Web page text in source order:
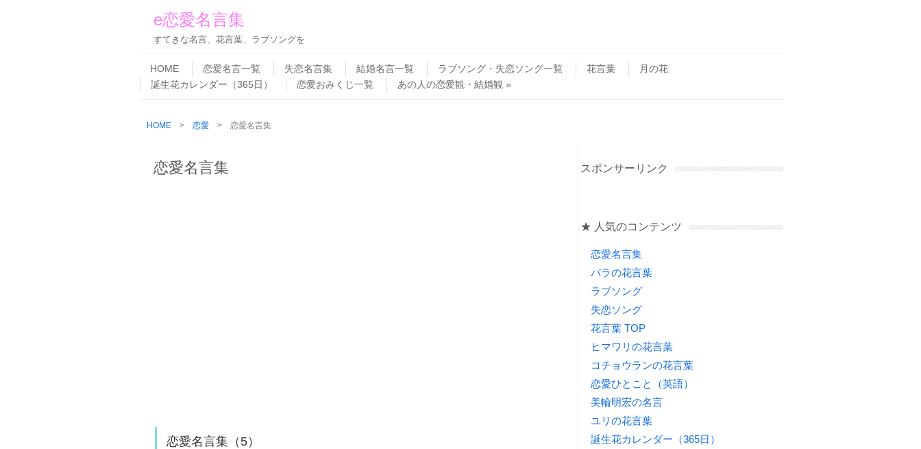
e恋愛名言集
すてきな名言、花言葉、ラブソングを
Menu
Skip to content
HOME
恋愛名言一覧 失恋名言集 結婚名言一覧 ラブソング・失恋ソング一覧 花言葉
月の花
誕生花カレンダー（365日）
恋愛おみくじ一覧 あの人の恋愛観・結婚観
HOME > 恋愛 > 恋愛名言集
恋愛名言集
恋愛名言集（5）
スポンサーリンク
★ 人気のコンテンツ
恋愛名言集
バラの花言葉
ラブソング
失恋ソング
花言葉 TOP
ヒマワリの花言葉
コチョウランの花言葉
恋愛ひとこと（英語）
美輪明宏の名言
ユリの花言葉
誕生花カレンダー（365日）